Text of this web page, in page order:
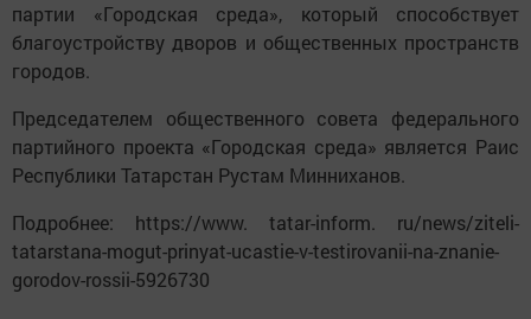
партии «Городская среда», который способствует
благоустройству дворов и общественных пространств
городов.
Председателем общественного совета федерального
партийного проекта «Городская среда» является Раис
Республики Татарстан Рустам Минниханов.
Подробнее: https://www. tatar-inform. ru/news/ziteli-
tatarstana-mogut-prinyat-ucastie-v-testirovanii-na-znanie-
gorodov-rossii-5926730